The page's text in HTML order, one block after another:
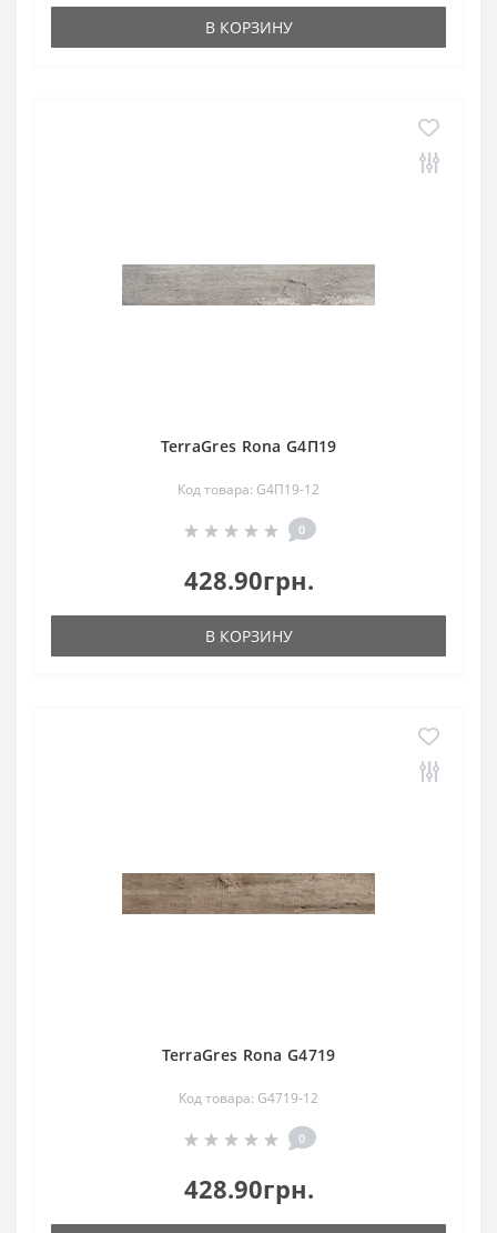
В КОРЗИНУ
TerraGres Rona G4П19
Код товара: G4П19-12
0
428.90грн.
В КОРЗИНУ
TerraGres Rona G4719
Код товара: G4719-12
0
428.90грн.